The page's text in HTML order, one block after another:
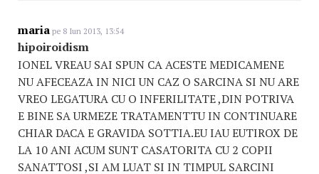
maria pe 8 Iun 2013, 13:54
hipoiroidism
IONEL VREAU SAI SPUN CA ACESTE MEDICAMENE
NU AFECEAZA IN NICI UN CAZ O SARCINA SI NU ARE
VREO LEGATURA CU O INFERILITATE ,DIN POTRIVA
E BINE SA URMEZE TRATAMENTTU IN CONTINUARE
CHIAR DACA E GRAVIDA SOTTIA.EU IAU EUTIROX DE
LA 10 ANI ACUM SUNT CASATORITA CU 2 COPII
SANATTOSI ,SI AM LUAT SI IN TIMPUL SARCINI